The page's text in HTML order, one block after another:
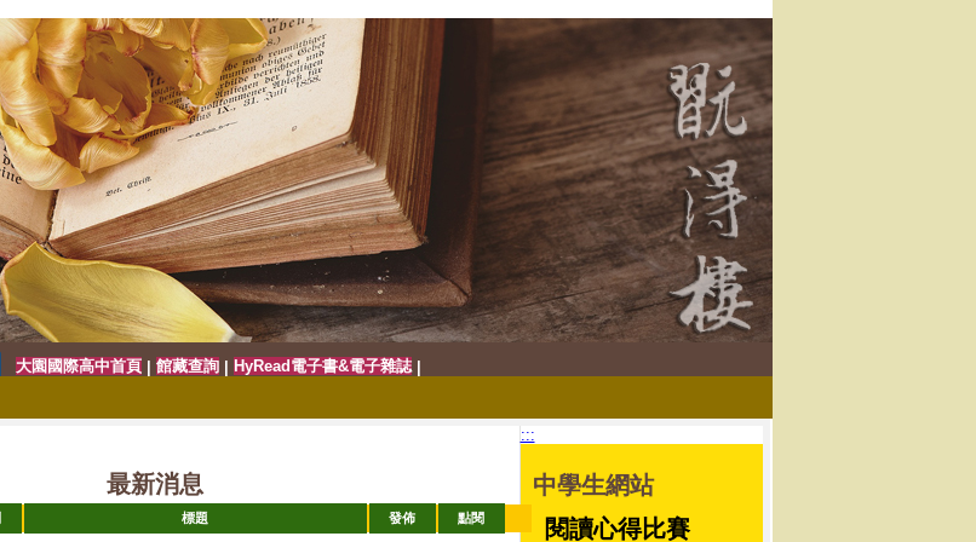
大園國際高中首頁| 館藏查詢| HyRead電子書&電子雜誌|
最新消息
標題 發佈 點閱
:::
中學生網站
網站選單
閱讀心得比賽